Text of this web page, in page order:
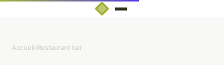
Accueil›Restaurant bar